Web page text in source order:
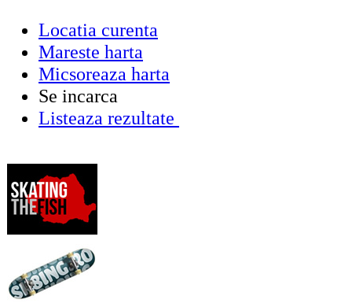
Locatia curenta
Mareste harta
Micsoreaza harta
Se incarca
Listeaza rezultate